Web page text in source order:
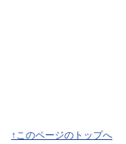
↑このページのトップへ